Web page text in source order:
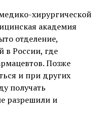
хирургической
академия
отделение,
в России, где
Позже
и при других
получать
разрешили и